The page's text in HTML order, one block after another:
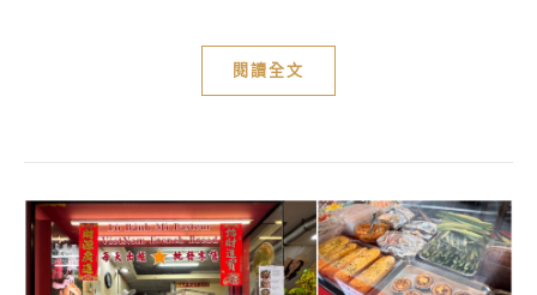
閱讀全文